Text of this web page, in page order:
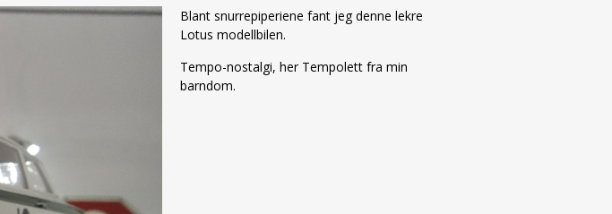
Blant snurrepiperiene fant jeg denne lekre
Lotus modellbilen.
Tempo-nostalgi, her Tempolett fra min
barndom.